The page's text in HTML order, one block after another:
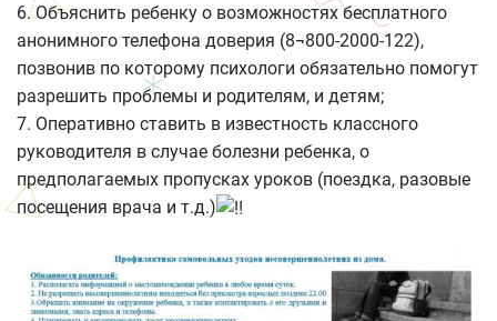
6. Объяснить ребенку о возможностях бесплатного
анонимного телефона доверия (8¬800-2000-122),
позвонив по которому психологи обязательно помогут
разрешить проблемы и родителям, и детям;
7. Оперативно ставить в известность классного
руководителя в случае болезни ребенка, о
предполагаемых пропусках уроков (поездка, разовые
посещения врача и т.д.)